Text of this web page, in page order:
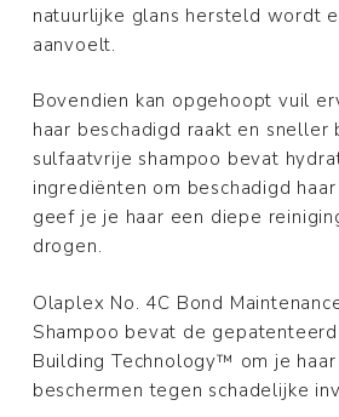
natuurlijke glans hersteld wordt
aanvoelt.
Bovendien kan opgehoopt vuil
haar beschadigd raakt en sneller
sulfaatvrije shampoo bevat
ingrediënten om beschadigd
geef je je haar een diepe
drogen.
Olaplex No. 4C Bond
Shampoo bevat de
Building Technology™ om je
beschermen tegen schadelijke